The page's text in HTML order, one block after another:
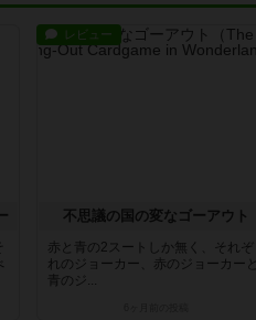
レビュー
不思議の国の変なゴーアウト
赤と青の2スートしか無く、それぞ
れのジョーカー、赤のジョーカーと
青のジ...